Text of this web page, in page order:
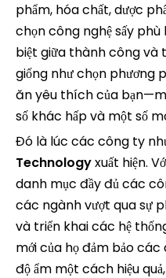
phẩm, hóa chất, dược
chọn công nghệ sấy
biệt giữa thành công và
giống như chọn phương
ăn yêu thích của
số khác hấp và một số
Đó là lúc các công ty
Technologyxuất hiện.
danh mục đầy đủ các
các ngành vượt qua sự
và triển khai các hệ
mới của họ đảm bảo
độ ẩm một cách hiệu